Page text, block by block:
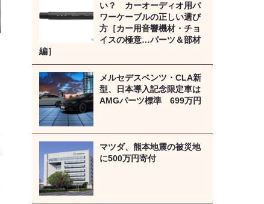
い？ カーオーディオ用パ
ワーケーブルの正しい選び
方［カー用音響機材・チョ
イスの極意…パーツ＆部材
編］
メルセデスベンツ・CLA新
型、日本導入記念限定車は
AMGパーツ標準 699万円
マツダ、熊本地震の被災地
に500万円寄付